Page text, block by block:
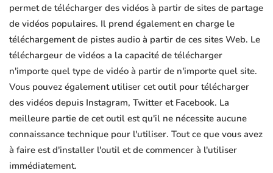
permet de télécharger des vidéos à partir de sites de partage
de vidéos populaires. Il prend également en charge le
téléchargement de pistes audio à partir de ces sites Web. Le
téléchargeur de vidéos a la capacité de télécharger
n'importe quel type de vidéo à partir de n'importe quel site.
Vous pouvez également utiliser cet outil pour télécharger
des vidéos depuis Instagram, Twitter et Facebook. La
meilleure partie de cet outil est qu'il ne nécessite aucune
connaissance technique pour l'utiliser. Tout ce que vous avez
à faire est d'installer l'outil et de commencer à l'utiliser
immédiatement.